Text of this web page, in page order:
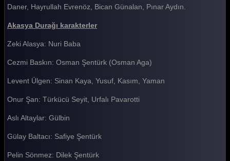
Akasya Durağı 54. Bölüm
Akasya Durağı 53. Bölüm
Akasya Durağı 52. Bölüm
Akasya Durağı 51. Bölüm
Akasya Durağı 50. Bölüm
Akasya Durağı 49. Bölüm
Akasya Durağı 48. Bölüm
Akasya Durağı 47. Bölüm
Akasya Durağı 46. Bölüm
Daner, Hayrullah Evrenöz, Bican Günalan, Pınar Aydın.
Akasya Durağı karakterler
Zeki Alasya: Nuri Baba
Cezmi Baskın: Osman Şentürk (Osman Aga)
Levent Ülgen: Sinan Kaya, Yusuf, Kasım, Yaman
Onur Şan: Türkücü Seyit, Urfalı Pavarotti
Aslı Altaylar: Gülbin
Gülay Baltacı: Safiye Şentürk
Pelin Sönmez: Dilek Şentürk